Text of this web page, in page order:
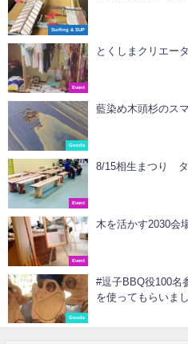
Surfing & SUP
Event
とくしまクリエー
Goods
藍染め木頭杉のス
Event
8/15相生まつり タ
Event
木を活かす2030会
Goods
#逗子BBQ役100名
を使ってもらいま